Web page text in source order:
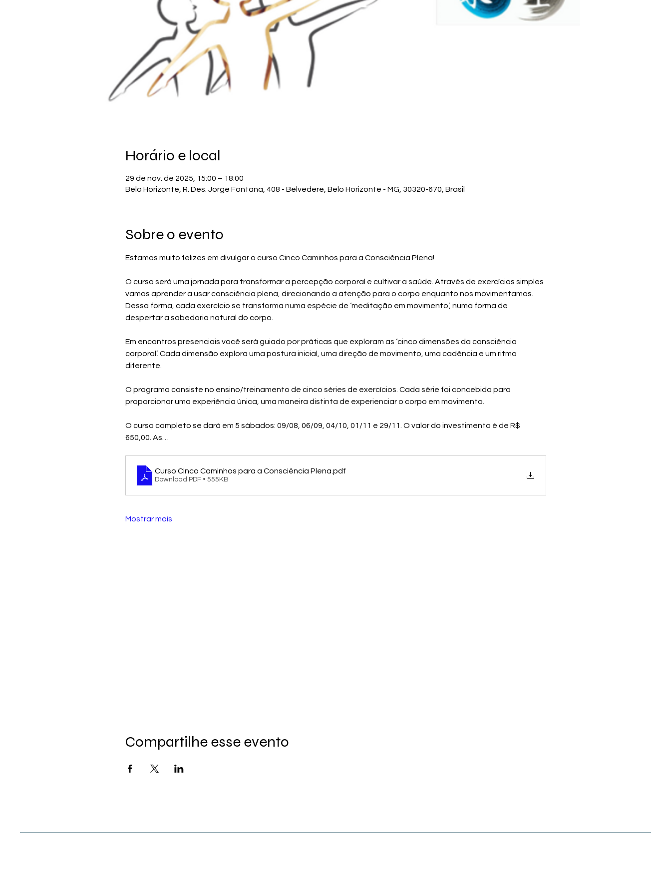
Horário e local
29 de nov. de 2025, 15:00 – 18:00
Belo Horizonte, R. Des. Jorge Fontana, 408 - Belvedere, Belo Horizonte - MG, 30320-670, Brasil
Sobre o evento
Estamos muito felizes em divulgar o curso Cinco Caminhos para a Consciência Plena!
O curso será uma jornada para transformar a percepção corporal e cultivar a saúde. Através de exercícios simples
vamos aprender a usar consciência plena, direcionando a atenção para o corpo enquanto nos movimentamos.
Dessa forma, cada exercício se transforma numa espécie de ‘meditação em movimento’, numa forma de
despertar a sabedoria natural do corpo.
Em encontros presenciais você será guiado por práticas que exploram as ‘cinco dimensões da consciência
corporal’. Cada dimensão explora uma postura inicial, uma direção de movimento, uma cadência e um ritmo
diferente.
O programa consiste no ensino/treinamento de cinco séries de exercícios. Cada série foi concebida para
proporcionar uma experiência única, uma maneira distinta de experienciar o corpo em movimento.
O curso completo se dará em 5 sábados: 09/08, 06/09, 04/10, 01/11 e 29/11. O valor do investimento é de R$
650,00. As…
Curso Cinco Caminhos para a Consciência Plena .pdf
Download PDF • 555KB
Mostrar mais
Compartilhe esse evento